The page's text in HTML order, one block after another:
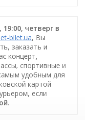
19:00, четверг в
bilet.ua, Вы
заказать и
концерт,
спортивные и
удобным для
картой
если
.